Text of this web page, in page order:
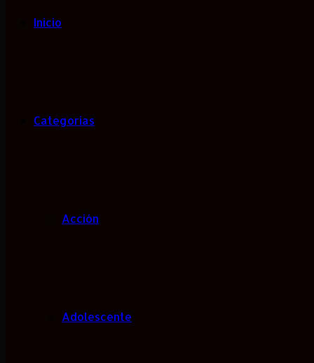
Inicio
Categorias
Acción
Adolescente